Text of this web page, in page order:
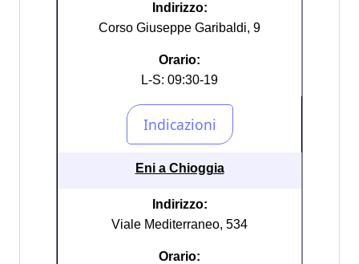
Indirizzo:
Corso Giuseppe Garibaldi, 9
Orario:
L-S: 09:30-19
Eni a Chioggia
Indirizzo:
Viale Mediterraneo, 534
Orario: